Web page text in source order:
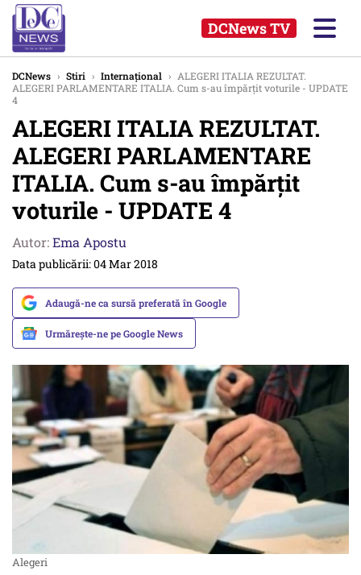
DCNews TV
DCNews › Stiri › Internațional › ALEGERI ITALIA REZULTAT.
ALEGERI PARLAMENTARE ITALIA. Cum s-au împărțit voturile - UPDATE
4
ALEGERI ITALIA REZULTAT.
ALEGERI PARLAMENTARE
ITALIA. Cum s-au împărțit
voturile - UPDATE 4
Autor:Ema Apostu
Data publicării: 04 Mar 2018
Adaugă-ne ca sursă preferată în Google
Urmărește-ne pe Google News
Alegeri